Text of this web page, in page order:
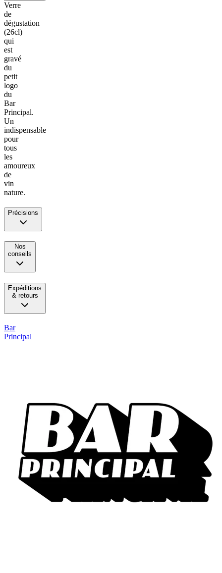
Verre
de
dégustation
(26cl)
qui
est
gravé
du
petit
logo
du
Bar
Principal.
Un
indispensable
pour
tous
les
amoureux
de
vin
nature.
Précisions
Nos
conseils
Expéditions
& retours
Bar
Principal